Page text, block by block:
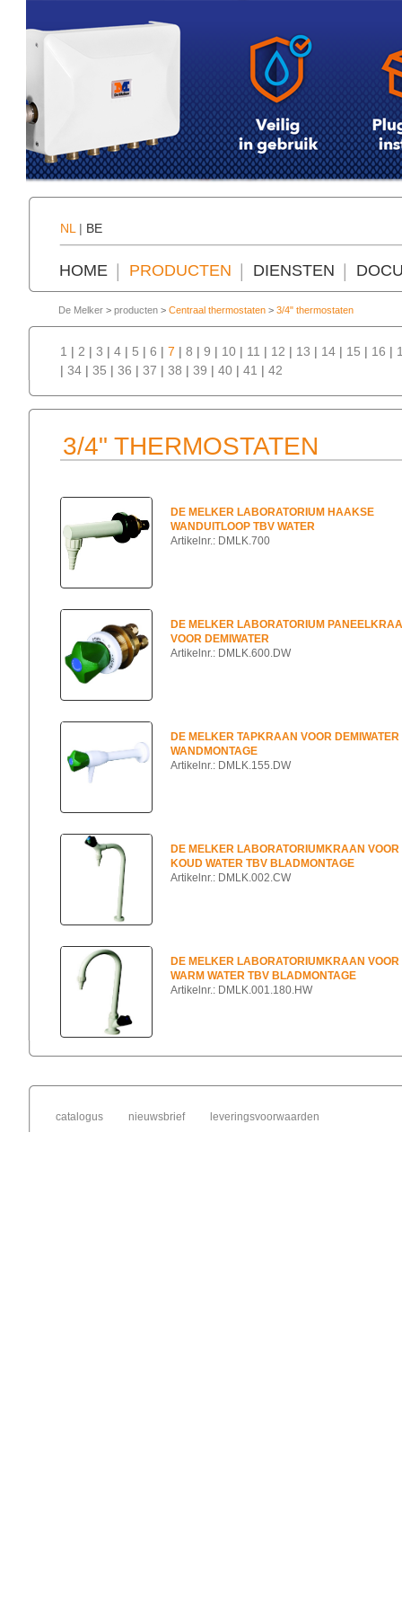
NL | BE
HOME PRODUCTEN DIENSTEN
De Melker > producten > Centraal thermostaten > 3/4" thermostaten
1 | 2 | 3 | 4 | 5 | 6 | 7 | 8 | 9 | 10 | 11 | 12 | 13 | 14 | 15 | 16 |
| 34 | 35 | 36 | 37 | 38 | 39 | 40 | 41 | 42
3/4" THERMOSTATEN
DE MELKER LABORATORIUM HAAKSE
WANDUITLOOP TBV WATER
Artikelnr.: DMLK.700
DE MELKER LABORATORIUM
VOOR DEMIWATER
Artikelnr.: DMLK.600.DW
DE MELKER TAPKRAAN VOOR DEMIWATER
WANDMONTAGE
Artikelnr.: DMLK.155.DW
DE MELKER LABORATORIUMKRAAN VOOR
KOUD WATER TBV BLADMONTAGE
Artikelnr.: DMLK.002.CW
DE MELKER LABORATORIUMKRAAN VOOR
WARM WATER TBV BLADMONTAGE
Artikelnr.: DMLK.001.180.HW
catalogus nieuwsbrief leveringsvoorwaarden